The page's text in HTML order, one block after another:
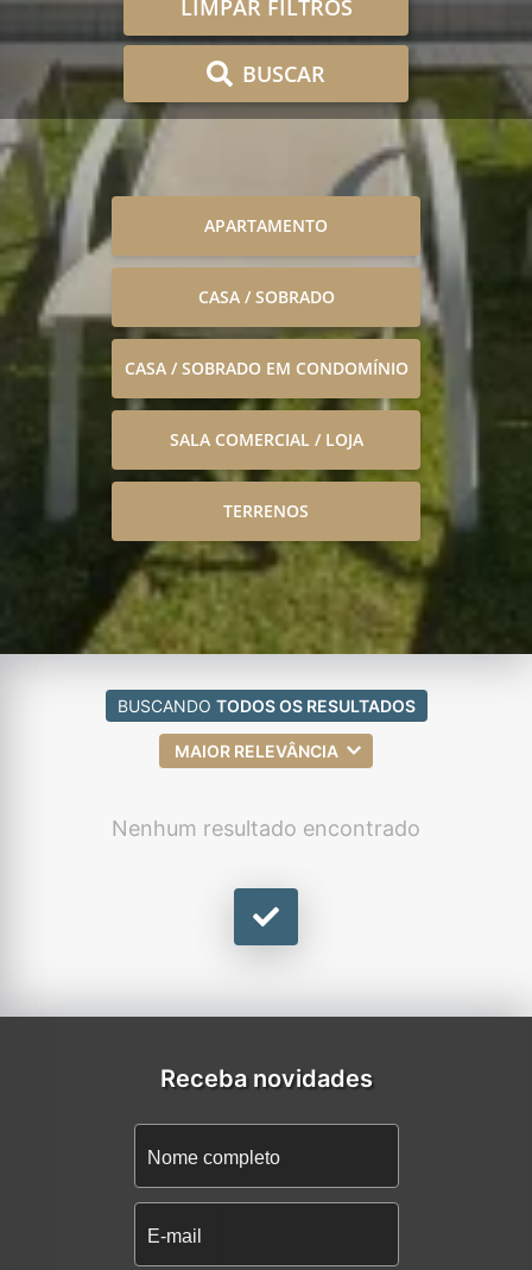
LIMPAR FILTROS
BUSCAR
APARTAMENTO
CASA / SOBRADO
CASA / SOBRADO EM CONDOMÍNIO
SALA COMERCIAL / LOJA
TERRENOS
BUSCANDO TODOS OS RESULTADOS
MAIOR RELEVÂNCIA
Nenhum resultado encontrado
Receba novidades